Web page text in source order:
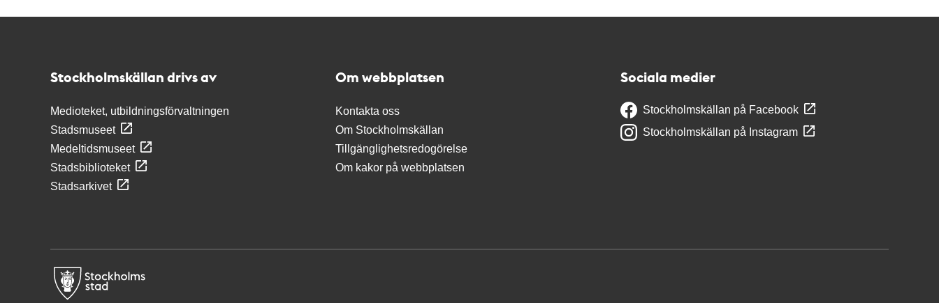
Stockholmskällan drivs av
Medioteket, utbildningsförvaltningen
Stadsmuseet
Medeltidsmuseet
Stadsbiblioteket
Stadsarkivet
Om webbplatsen
Kontakta oss
Om Stockholmskällan
Tillgänglighetsredogörelse
Om kakor på webbplatsen
Sociala medier
Stockholmskällan på Facebook
Stockholmskällan på Instagram